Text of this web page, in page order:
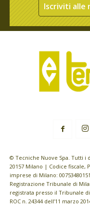
Iscriviti
© Tecniche Nuove Spa. Tutti i
20157 Milano | Codice fiscale,
imprese di Milano: 00753480151
Registrazione Tribunale di
registrata presso il Tribunale
ROC n. 24344 dell’11 marzo